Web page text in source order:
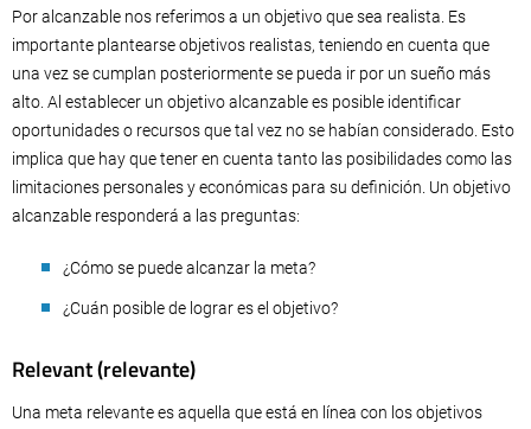
Por alcanzable nos referimos a un objetivo que sea realista. Es
importante plantearse objetivos realistas, teniendo en cuenta que
una vez se cumplan posteriormente se pueda ir por un sueño más
alto. Al establecer un objetivo alcanzable es posible identificar
oportunidades o recursos que tal vez no se habían considerado. Esto
implica que hay que tener en cuenta tanto las posibilidades como las
limitaciones personales y económicas para su definición. Un objetivo
alcanzable responderá a las preguntas:
¿Cómo se puede alcanzar la meta?
¿Cuán posible de lograr es el objetivo?
Relevant (relevante)
Una meta relevante es aquella que está en línea con los objetivos